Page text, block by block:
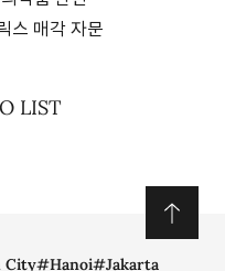
건 승소
LIST
스 매각 자문
City#Hanoi#Jakarta